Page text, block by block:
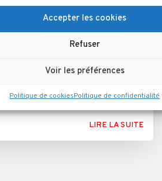
Accepter les cookies
Refuser
Voir les préférences
Politique de cookiesPolitique de confidentialité
LIRE LA SUITE